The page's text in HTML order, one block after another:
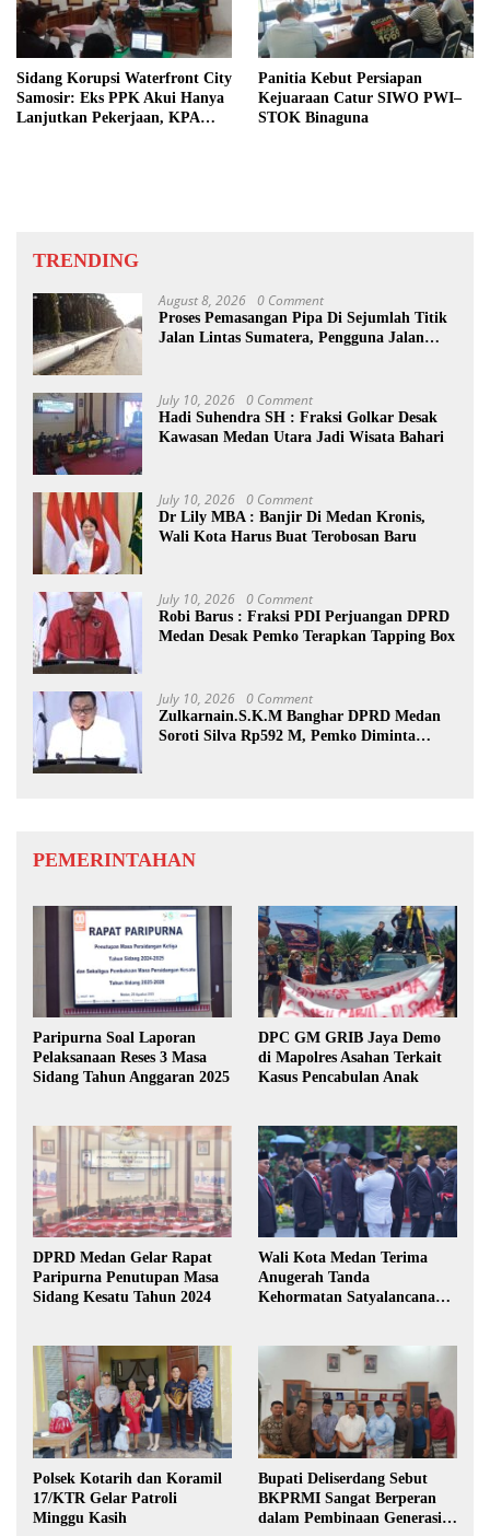
Sidang Korupsi Waterfront City
Samosir: Eks PPK Akui Hanya
Lanjutkan Pekerjaan, KPA
Panitia Kebut Persiapan
Kejuaraan Catur SIWO PWI–
STOK Binaguna
TRENDING
August 8, 2026 0 Comment
Proses Pemasangan Pipa Di Sejumlah Titik
Jalan Lintas Sumatera, Pengguna Jalan
July 10, 2026 0 Comment
Hadi Suhendra SH : Fraksi Golkar Desak
Kawasan Medan Utara Jadi Wisata Bahari
July 10, 2026 0 Comment
Dr Lily MBA : Banjir Di Medan Kronis,
Wali Kota Harus Buat Terobosan Baru
July 10, 2026 0 Comment
Robi Barus : Fraksi PDI Perjuangan DPRD
Medan Desak Pemko Terapkan Tapping Box
July 10, 2026 0 Comment
Zulkarnain.S.K.M Banghar DPRD Medan
Soroti Silva Rp592 M, Pemko Diminta
PEMERINTAHAN
Paripurna Soal Laporan
Pelaksanaan Reses 3 Masa
Sidang Tahun Anggaran 2025
DPC GM GRIB Jaya Demo
di Mapolres Asahan Terkait
Kasus Pencabulan Anak
DPRD Medan Gelar Rapat
Paripurna Penutupan Masa
Sidang Kesatu Tahun 2024
Wali Kota Medan Terima
Anugerah Tanda
Kehormatan Satyalancana
Polsek Kotarih dan Koramil
17/KTR Gelar Patroli
Minggu Kasih
Bupati Deliserdang Sebut
BKPRMI Sangat Berperan
dalam Pembinaan Generasi